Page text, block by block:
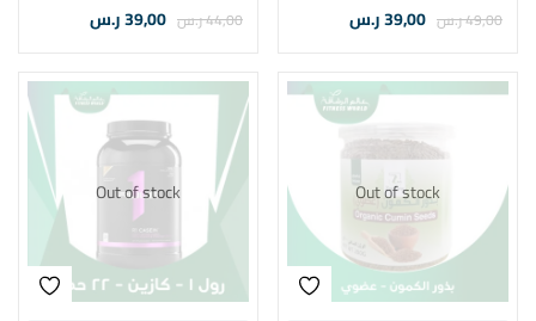
49,00ر.س 39,00ر.س 44,00ر.س 39,00ر.س
Out of stock
Out of stock